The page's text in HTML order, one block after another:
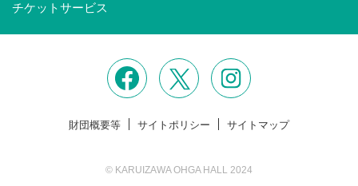
チケットサービス
財団概要等 サイトポリシー サイトマップ
© KARUIZAWA OHGA HALL 2024